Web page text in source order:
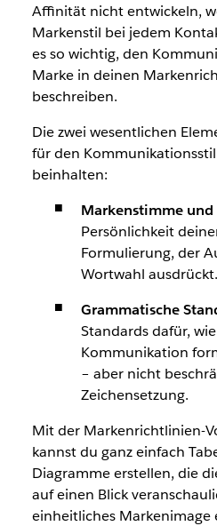
Affinität nicht entwickeln,
Markenstil bei jedem
es so wichtig, den
Marke in deinen
beschreiben.
Die zwei wesentlichen
für den
beinhalten:
Markenstimme und
Persönlichkeit
Formulierung, der
Wortwahl ausdrückt.
Grammatische
Standards dafür,
Kommunikation
– aber nicht
Zeichensetzung.
Mit der Markenrichtlinien-
kannst du ganz einfach
Diagramme erstellen, die
auf einen Blick
einheitliches